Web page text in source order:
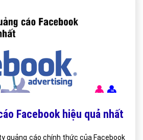
Facebook hiệu quả nhất
quảng cáo chính thức của Facebook